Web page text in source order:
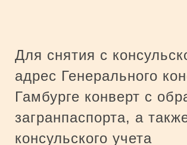
Для снятия с
адрес Генерального
Гамбурге конверт с
загранпаспорта, а
консульского учета